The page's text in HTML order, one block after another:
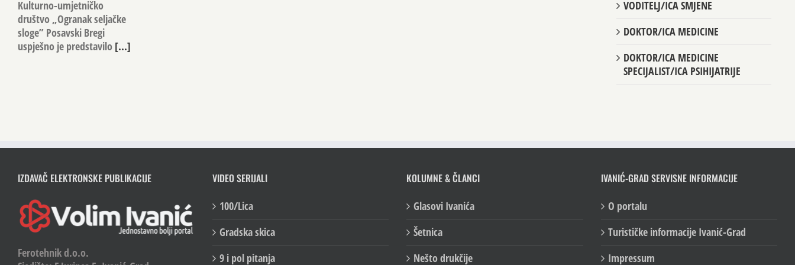
Kulturno-umjetničko
društvo „Ogranak seljačke
sloge” Posavski Bregi
uspješno je predstavilo[...]
VODITELJ/ICA SMJENE
DOKTOR/ICA MEDICINE
DOKTOR/ICA MEDICINE
SPECIJALIST/ICA PSIHIJATRIJE
IZDAVAČ ELEKTRONSKE PUBLIKACIJE
Ferotehnik d.o.o.
VIDEO SERIJALI
100/Lica
Gradska skica
9 i pol pitanja
KOLUMNE & ČLANCI
Glasovi Ivanića
Šetnica
Nešto drukčije
IVANIĆ-GRAD SERVISNE INFORMACIJE
O portalu
Turističke informacije Ivanić-Grad
Impressum